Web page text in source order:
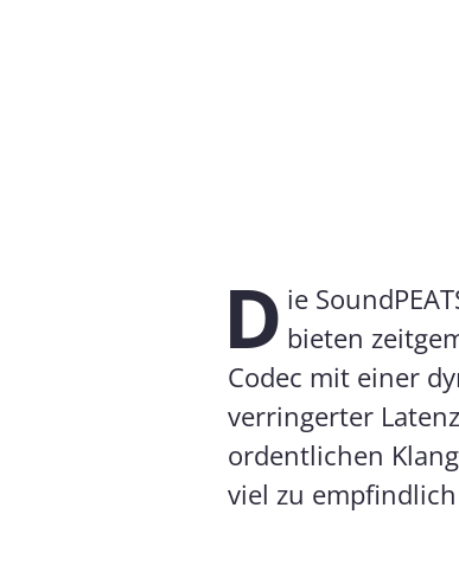
D ie
bieten
Codec mit einer
verringerter
ordentlichen
viel zu